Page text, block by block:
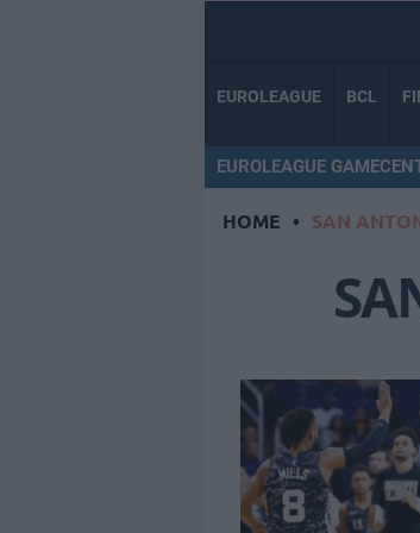
EUROLEAGUE BCL
EUROLEAGUE
HOME • SAN